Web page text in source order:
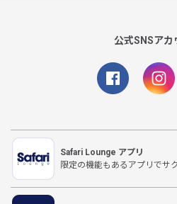
公式SNSアカ
Safari Lounge アプリ
限定の機能もあるアプリでサ